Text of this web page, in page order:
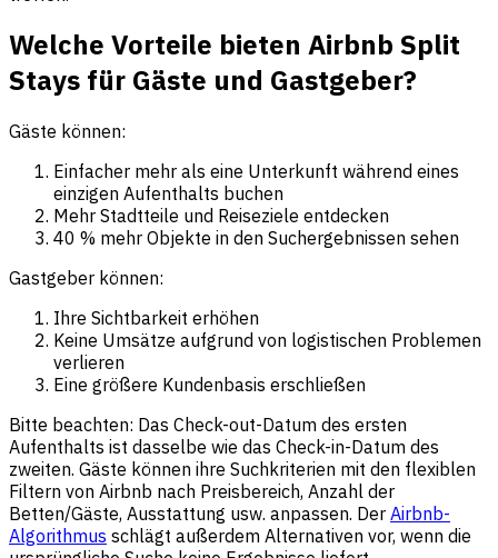
Welche Vorteile bieten Airbnb Split
Stays für Gäste und Gastgeber?
Gäste können:
Einfacher mehr als eine Unterkunft während eines
einzigen Aufenthalts buchen
Mehr Stadtteile und Reiseziele entdecken
40 % mehr Objekte in den Suchergebnissen sehen
Gastgeber können:
Ihre Sichtbarkeit erhöhen
Keine Umsätze aufgrund von logistischen Problemen
verlieren
Eine größere Kundenbasis erschließen
Bitte beachten: Das Check-out-Datum des ersten
Aufenthalts ist dasselbe wie das Check-in-Datum des
zweiten. Gäste können ihre Suchkriterien mit den flexiblen
Filtern von Airbnb nach Preisbereich, Anzahl der
Betten/Gäste, Ausstattung usw. anpassen. Der Airbnb-
Algorithmus schlägt außerdem Alternativen vor, wenn die